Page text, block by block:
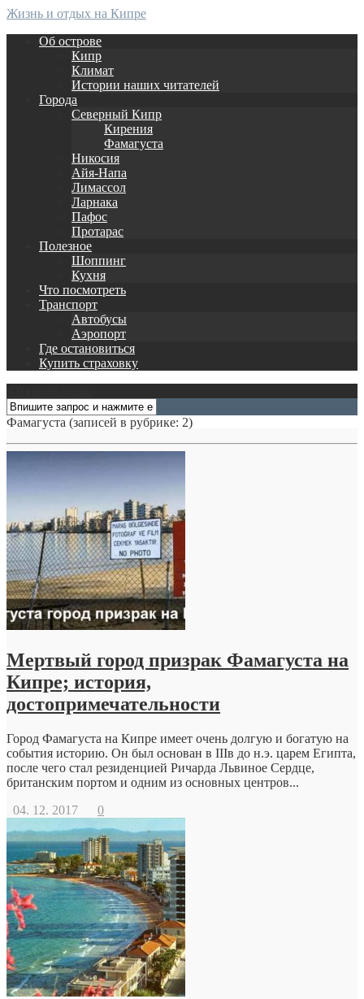
Жизнь и отдых на Кипре
Об острове
Кипр
Климат
Истории наших читателей
Города
Северный Кипр
Кирения
Фамагуста
Никосия
Айя-Напа
Лимассол
Ларнака
Пафос
Протарас
Полезное
Шоппинг
Кухня
Что посмотреть
Транспорт
Автобусы
Аэропорт
Где остановиться
Купить страховку
Фамагуста (записей в рубрике: 2)
Мертвый город призрак Фамагуста на
Кипре; история,
достопримечательности
Город Фамагуста на Кипре имеет очень долгую и богатую на
события историю. Он был основан в IIIв до н.э. царем Египта,
после чего стал резиденцией Ричарда Львиное Сердце,
британским портом и одним из основных центров...
04. 12. 2017
0